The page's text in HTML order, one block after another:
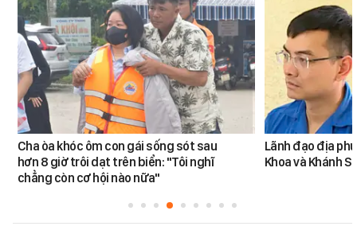
Cha òa khóc ôm con gái sống sót sau
hơn 8 giờ trôi dạt trên biển: "Tôi nghĩ
chẳng còn cơ hội nào nữa"
Lãnh đạo địa
Khoa và Khánh